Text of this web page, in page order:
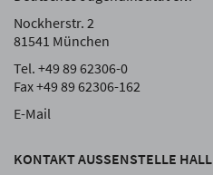
Nockherstr. 2
81541 München
Tel. +49 89 62306-0
Fax +49 89 62306-162
E-Mail
KONTAKT AUSSENSTELLE HALLE